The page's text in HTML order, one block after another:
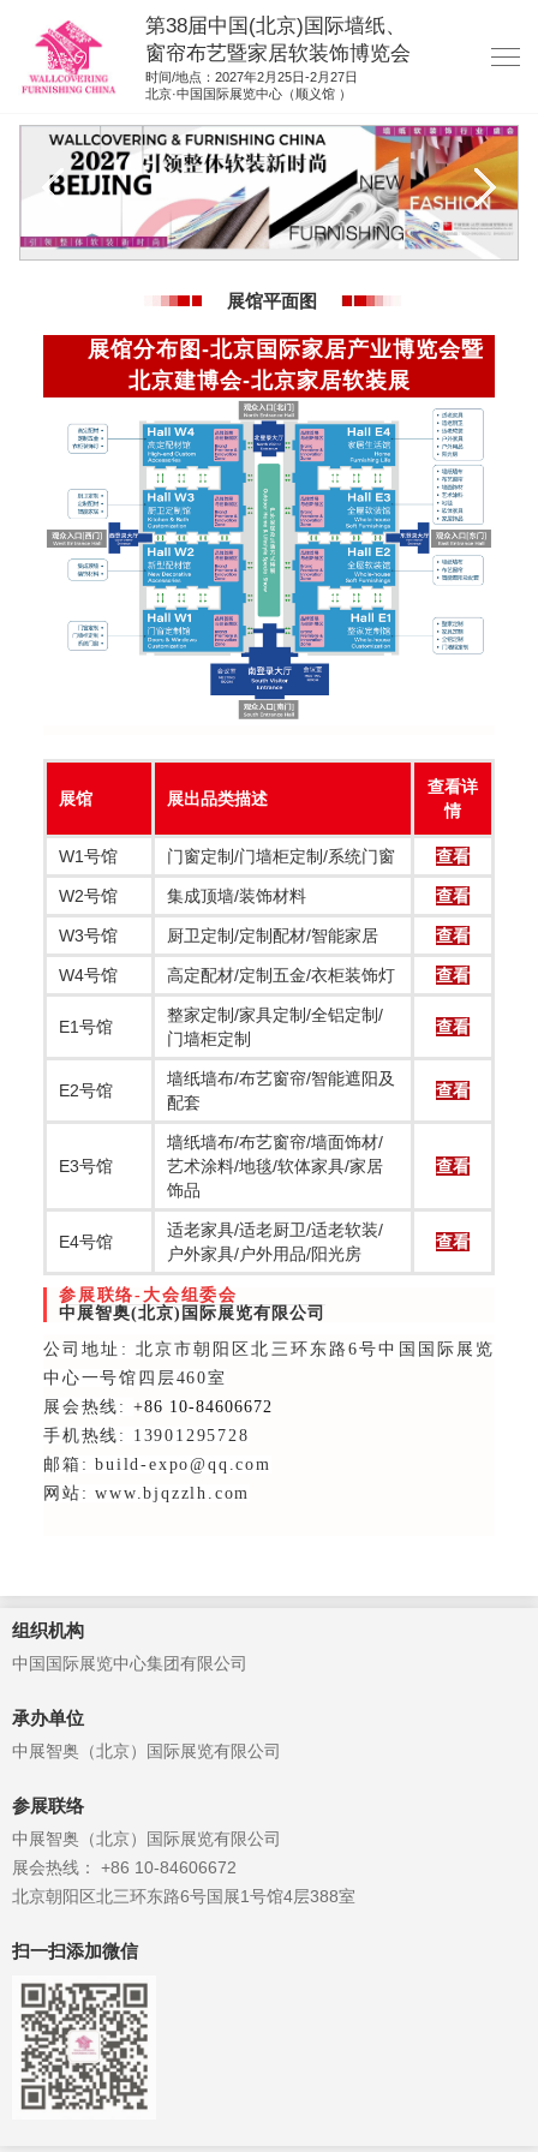
第38届中国(北京)国际墙纸、
窗帘布艺暨家居软装饰博览会
时间/地点：2027年2月25日-2月27日
北京·中国国际展览中心（顺义馆 ）
网站首页
展商服务
集团展会
参展联络
展馆平面图
展馆分布图-北京国际家居产业博览会暨
北京建博会-北京家居软装展
展馆 展出品类描述
查看详
情
W1号馆 门窗定制/门墙柜定制/系统门窗 查看
W2号馆 集成顶墙/装饰材料 查看
W3号馆 厨卫定制/定制配材/智能家居 查看
W4号馆 高定配材/定制五金/衣柜装饰灯 查看
E1号馆
整家定制/家具定制/全铝定制/
门墙柜定制
查看
E2号馆
墙纸墙布/布艺窗帘/智能遮阳及
配套
查看
E3号馆
墙纸墙布/布艺窗帘/墙面饰材/
艺术涂料/地毯/软体家具/家居
饰品
查看
E4号馆
适老家具/适老厨卫/适老软装/
户外家具/户外用品/阳光房
查看
参展联络-大会组委会
中展智奥(北京)国际展览有限公司
公司地址: 北京市朝阳区北三环东路6号中国国际展览
中心一号馆四层460室
展会热线: +86 10-84606672
手机热线: 13901295728
邮箱: build-expo@qq.com
网站: www.bjqzzlh.com
组织机构
中国国际展览中心集团有限公司
承办单位
中展智奥（北京）国际展览有限公司
参展联络
中展智奥（北京）国际展览有限公司
展会热线： +86 10-84606672
北京朝阳区北三环东路6号国展1号馆4层388室
扫一扫添加微信